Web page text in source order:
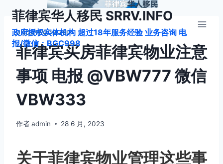
菲律宾华人移民 SRRV.INFO
政府授权实体机构 超过18年服务经验 业务咨询 电
报/微信：BGC998
UNCATEGORIZED
菲律宾买房菲律宾物业注意
事项 电报 @VBW777 微信
VBW333
作者admin 28 6 月, 2023
关于菲律宾物业管理这些事